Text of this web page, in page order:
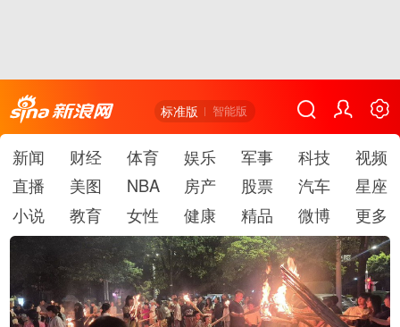
标准版 智能版
新闻 财经 体育 娱乐 军事 科技
视频
直播
美图 NBA 房产 股票 汽车
星座
小说
教育 女性 健康 精品 微博 更多